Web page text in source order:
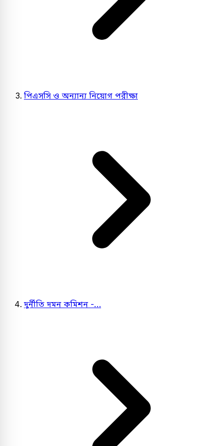
পিএসসি ও অন্যান্য নিয়োগ পরীক্ষা
দুর্নীতি দমন কমিশন -…